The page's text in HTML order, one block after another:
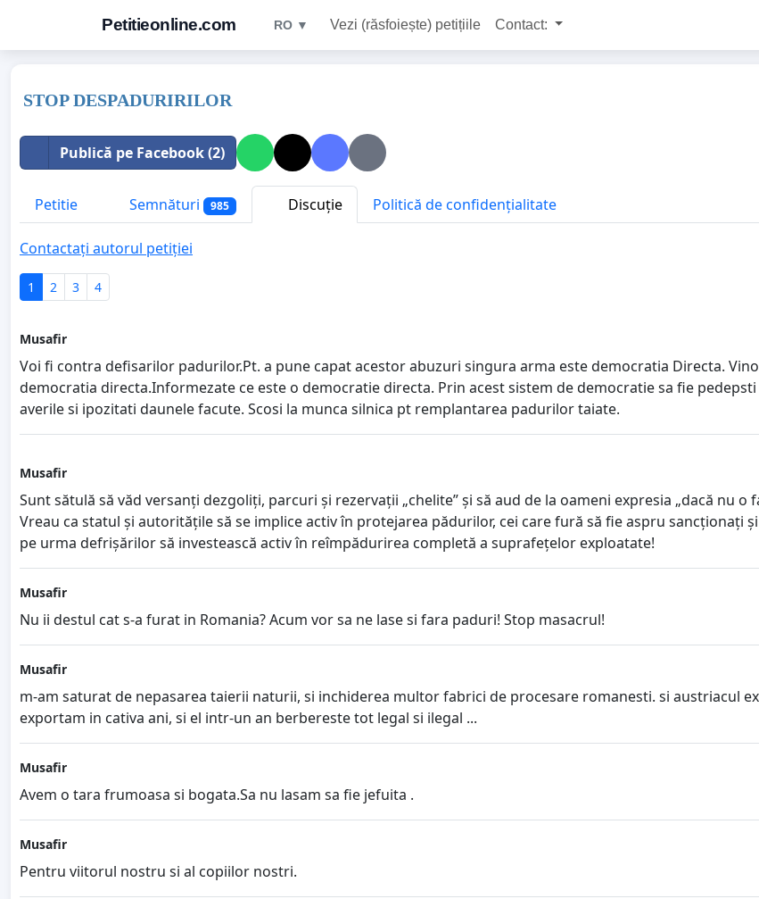
Petitieonline.com RO ▼ Vezi (răsfoiește) petițiile Contact:
STOP DESPADURIRILOR
Publică pe Facebook (2)
Petitie Semnături 985 Discuție Politică de confidențialitate
Contactați autorul petiției
1 2 3 4
Musafir
Voi fi contra defisarilor padurilor.Pt. a pune capat acestor abuzuri singura arma este democratia Directa.
democratia directa.Informezate ce este o democratie directa. Prin acest sistem de democratie sa fie
averile si ipozitati daunele facute. Scosi la munca silnica pt remplantarea padurilor taiate.
Musafir
Sunt sătulă să văd versanți dezgoliți, parcuri și rezervații „chelite” și să aud de la oameni expresia „dacă nu
Vreau ca statul și autoritățile să se implice activ în protejarea pădurilor, cei care fură să fie aspru sancționați
pe urma defrișărilor să investească activ în reîmpădurirea completă a suprafețelor exploatate!
Musafir
Nu ii destul cat s-a furat in Romania? Acum vor sa ne lase si fara paduri! Stop masacrul!
Musafir
m-am saturat de nepasarea taierii naturii, si inchiderea multor fabrici de procesare romanesti. si austriacul
exportam in cativa ani, si el intr-un an berbereste tot legal si ilegal ...
Musafir
Avem o tara frumoasa si bogata.Sa nu lasam sa fie jefuita .
Musafir
Pentru viitorul nostru si al copiilor nostri.